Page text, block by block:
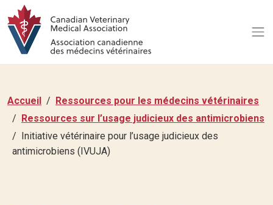
Accueil
Ressources pour les médecins vétérinaires
Ressources sur l’usage judicieux des antimicrobiens
Initiative vétérinaire pour l’usage judicieux des
antimicrobiens (IVUJA)